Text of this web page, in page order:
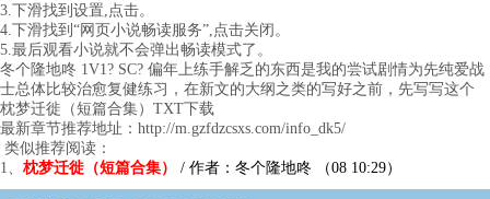
3.下滑找到设置,点击。
4.下滑找到“网页小说畅读服务”,点击关闭。
5.最后观看小说就不会弹出畅读模式了。
冬个隆地咚 1V1? SC? 偏年上练手解乏的东西是我的尝试剧情为先纯爱战
士总体比较治愈复健练习，在新文的大纲之类的写好之前，先写写这个
枕梦迁徙（短篇合集）TXT下载
最新章节推荐地址：http://m.gzfdzcsxs.com/info_dk5/
类似推荐阅读：
1、 枕梦迁徙（短篇合集） / 作者：冬个隆地咚 （08 10:29）